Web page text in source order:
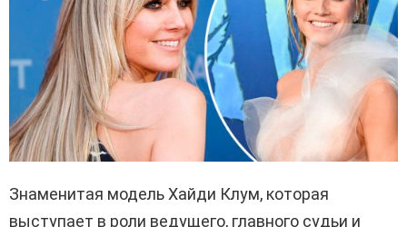
Знаменитая модель Хайди Клум, которая
выступает в роли ведущего, главного судьи и